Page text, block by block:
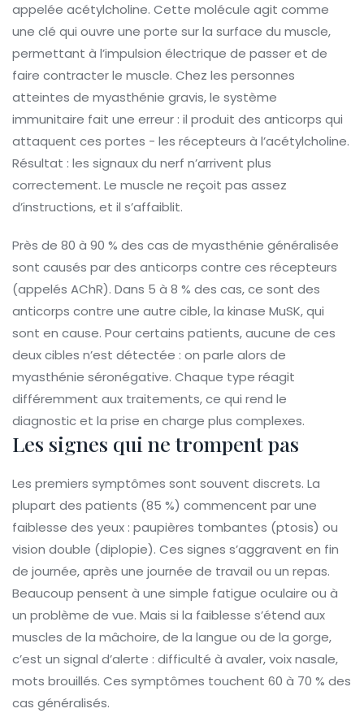
appelée acétylcholine. Cette molécule agit comme
une clé qui ouvre une porte sur la surface du muscle,
permettant à l’impulsion électrique de passer et de
faire contracter le muscle. Chez les personnes
atteintes de myasthénie gravis, le système
immunitaire fait une erreur : il produit des anticorps qui
attaquent ces portes - les récepteurs à l’acétylcholine.
Résultat : les signaux du nerf n’arrivent plus
correctement. Le muscle ne reçoit pas assez
d’instructions, et il s’affaiblit.
Près de 80 à 90 % des cas de myasthénie généralisée
sont causés par des anticorps contre ces récepteurs
(appelés AChR). Dans 5 à 8 % des cas, ce sont des
anticorps contre une autre cible, la kinase MuSK, qui
sont en cause. Pour certains patients, aucune de ces
deux cibles n’est détectée : on parle alors de
myasthénie séronégative. Chaque type réagit
différemment aux traitements, ce qui rend le
diagnostic et la prise en charge plus complexes.
Les signes qui ne trompent pas
Les premiers symptômes sont souvent discrets. La
plupart des patients (85 %) commencent par une
faiblesse des yeux : paupières tombantes (ptosis) ou
vision double (diplopie). Ces signes s’aggravent en fin
de journée, après une journée de travail ou un repas.
Beaucoup pensent à une simple fatigue oculaire ou à
un problème de vue. Mais si la faiblesse s’étend aux
muscles de la mâchoire, de la langue ou de la gorge,
c’est un signal d’alerte : difficulté à avaler, voix nasale,
mots brouillés. Ces symptômes touchent 60 à 70 % des
cas généralisés.